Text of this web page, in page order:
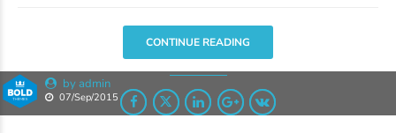
by admin
07/Sep/2015
CONTINUE READING